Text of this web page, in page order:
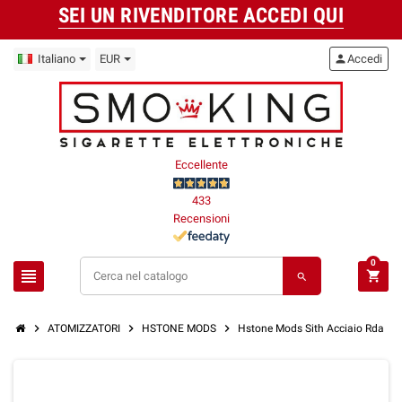
SEI UN RIVENDITORE ACCEDI QUI
Italiano EUR
Eccellente
433
Recensioni
view_headline search
personAccedi
shopping_cart
0
chevron_right ATOMIZZATORI chevron_right HSTONE MODS chevron_right Hstone Mods Sith Acciaio Rda